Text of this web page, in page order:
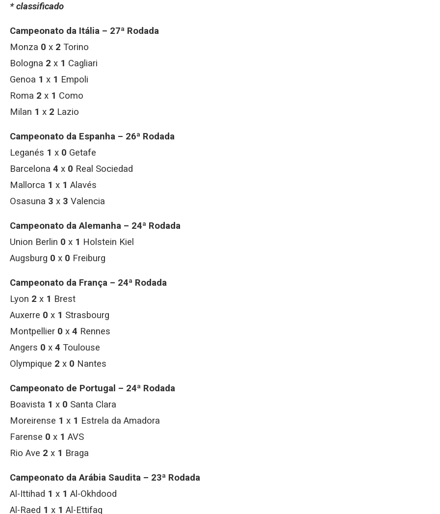
* classificado
Campeonato da Itália – 27ª Rodada
Monza 0 x 2 Torino
Bologna 2 x 1 Cagliari
Genoa 1 x 1 Empoli
Roma 2 x 1 Como
Milan 1 x 2 Lazio
Campeonato da Espanha – 26ª Rodada
Leganés 1 x 0 Getafe
Barcelona 4 x 0 Real Sociedad
Mallorca 1 x 1 Alavés
Osasuna 3 x 3 Valencia
Campeonato da Alemanha – 24ª Rodada
Union Berlin 0 x 1 Holstein Kiel
Augsburg 0 x 0 Freiburg
Campeonato da França – 24ª Rodada
Lyon 2 x 1 Brest
Auxerre 0 x 1 Strasbourg
Montpellier 0 x 4 Rennes
Angers 0 x 4 Toulouse
Olympique 2 x 0 Nantes
Campeonato de Portugal – 24ª Rodada
Boavista 1 x 0 Santa Clara
Moreirense 1 x 1 Estrela da Amadora
Farense 0 x 1 AVS
Rio Ave 2 x 1 Braga
Campeonato da Arábia Saudita – 23ª Rodada
Al-Ittihad 1 x 1 Al-Okhdood
Al-Raed 1 x 1 Al-Ettifaq